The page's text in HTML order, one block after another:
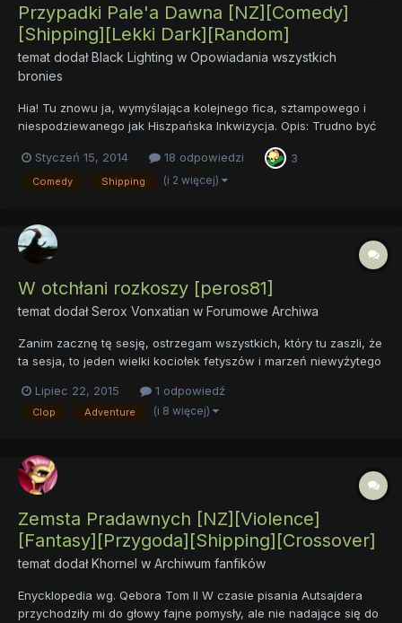
Przypadki Pale'a Dawna [NZ][Comedy]
[Shipping][Lekki Dark][Random]
temat dodałBlack Lighting w Opowiadania wszystkich
bronies
Hia! Tu znowu ja, wymyślająca kolejnego fica, sztampowego i
niespodziewanego jak Hiszpańska Inkwizycja. Opis: Trudno być
Jednak kiedy Pale Dawn łamie po raz kolejny jedną z
ważniejszych zasad tej profesji, Mistrz wysyła go do... Tak, zg...
Styczeń 15, 2014 18 odpowiedzi 3
Comedy Shipping (i 2 więcej)
W otchłani rozkoszy [peros81]
temat dodałSerox Vonxatian w Forumowe Archiwa
Zanim zacznę tę sesję, ostrzegam wszystkich, który tu zaszli, że
ta sesja, to jeden wielki kociołek fetyszów i marzeń niewyżytego
śmierdzi i poci się nadmiernie. Jeśli w jakiś sposób możesz
poczuć się urażony zamieszczonymi tu treściami,...
Lipiec 22, 2015 1 odpowiedź
Clop Adventure (i 8 więcej)
Zemsta Pradawnych [NZ][Violence]
[Fantasy][Przygoda][Shipping][Crossover]
temat dodałKhornel w Archiwum fanfików
Enycklopedia wg. Qebora Tom II W czasie pisania Autsajdera
przychodziły mi do głowy fajne pomysły, ale nie nadające się do